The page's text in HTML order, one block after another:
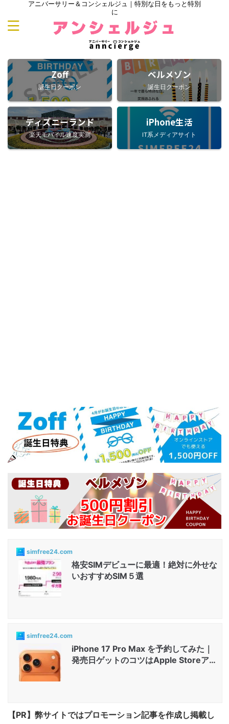
アニバーサリー＆コンシェルジュ｜特別な日をもっと特別
に
Zoff
誕生日クーポン
ベルメゾン
誕生日クーポン
ディズニーランド
楽天モバイル速度実測
iPhone生活
IT系メディアサイト
simfree24.com
格安SIMデビューに最適！絶対に外せな
いおすすめSIM５選
simfree24.com
iPhone 17 Pro Max を予約してみた｜
発売日ゲットのコツはApple Storeアプ
【PR】弊サイトではプロモーション記事を作成し掲載し